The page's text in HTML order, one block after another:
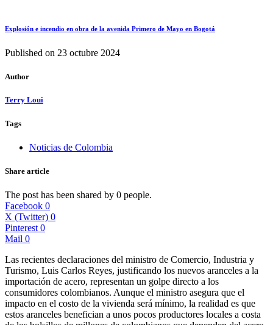
Explosión e incendio en obra de la avenida Primero de Mayo en Bogotá
Published on 23 octubre 2024
Author
Terry Loui
Tags
Noticias de Colombia
Share article
The post has been shared by 0 people.
Facebook 0
X (Twitter) 0
Pinterest 0
Mail 0
Las recientes declaraciones del ministro de Comercio, Industria y
Turismo, Luis Carlos Reyes, justificando los nuevos aranceles a la
importación de acero, representan un golpe directo a los
consumidores colombianos. Aunque el ministro asegura que el
impacto en el costo de la vivienda será mínimo, la realidad es que
estos aranceles benefician a unos pocos productores locales a costa